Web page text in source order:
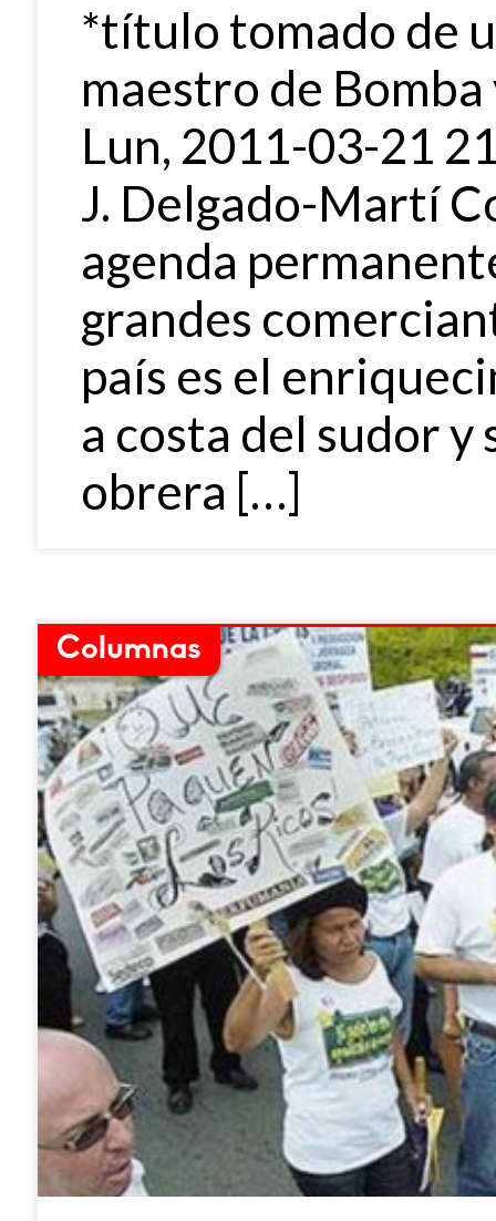
*título tomado de
maestro de
Lun, 2011-03-21
J. Delgado-Martí
agenda
grandes
país es el
a costa del sudor
obrera […]
Columnas